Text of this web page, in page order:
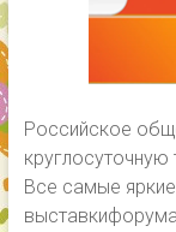
Российское
Все самые